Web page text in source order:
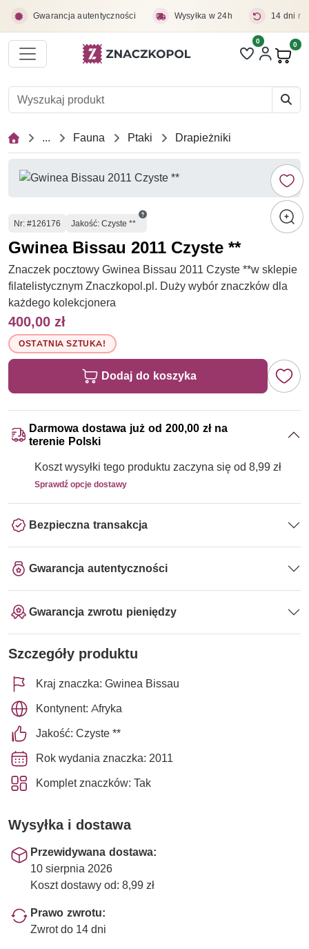
Gwarancja autentyczności Wysyłka w 24h 14 dni
Liczba pozycji
0 0
... Fauna Ptaki Drapieżniki
Numer
Nr: #126176 Jakość: Czyste **
Gwinea Bissau 2011 Czyste **
Znaczek pocztowy Gwinea Bissau 2011 Czyste **w sklepie
filatelistycznym Znaczkopol.pl. Duży wybór znaczków dla
każdego kolekcjonera
400,00 zł
OSTATNIA SZTUKA!
Dodaj do koszyka
Darmowa dostawa już od 200,00 zł na
terenie Polski
Koszt wysyłki tego produktu zaczyna się od 8,99 zł
Sprawdź opcje dostawy
Bezpieczna transakcja
Gwarancja autentyczności
Gwarancja zwrotu pieniędzy
Szczegóły produktu
Kraj znaczka: Gwinea Bissau
Kontynent: Afryka
Jakość: Czyste **
Rok wydania znaczka: 2011
Komplet znaczków: Tak
Wysyłka i dostawa
Przewidywana dostawa:
10 sierpnia 2026
Koszt dostawy od: 8,99 zł
Prawo zwrotu:
Zwrot do 14 dni